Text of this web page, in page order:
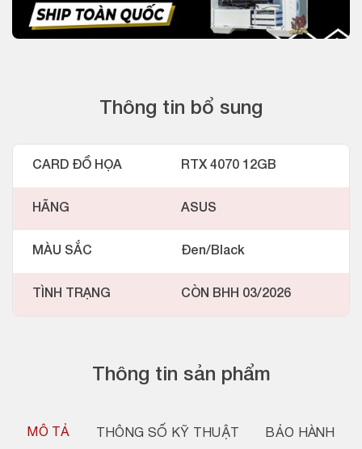
Thông tin sản phẩm
MÔ TẢ THÔNG SỐ KỸ THUẬT BẢO HÀNH
Thông tin bổ sung
CARD ĐỒ HỌA RTX 4070 12GB
HÃNG ASUS
MÀU SẮC Đen/Black
TÌNH TRẠNG CÒN BHH 03/2026